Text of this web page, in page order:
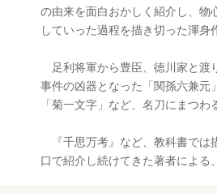
の由来を面白おかしく紹介し、物
していった過程を描き切った渾身
足利将軍から豊臣、徳川家と渡
事件の凶器となった「関孫六兼元
「菊一文字」など、名刀にまつわ
『千思万考』など、教科書では
口で紹介し続けてきた著者による